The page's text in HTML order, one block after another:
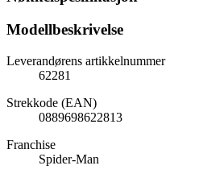
Modellbeskrivelse
Leverandørens artikkelnummer
62281
Strekkode (EAN)
0889698622813
Franchise
Spider-Man